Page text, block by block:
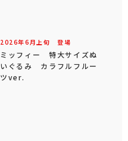
2026年6 月 上旬 登場
ミッフィー 特大サイズぬ
いぐるみ カラフルフルー
ツver.